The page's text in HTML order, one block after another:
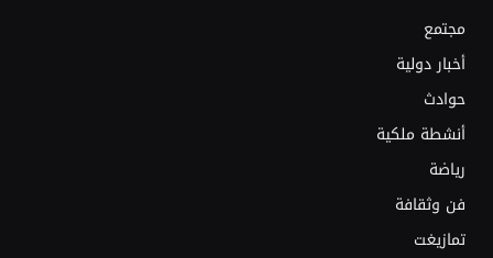
مجتمع
أخبار دولية
حوادث
أنشطة ملكية
رياضة
فن وثقافة
تمازيغت